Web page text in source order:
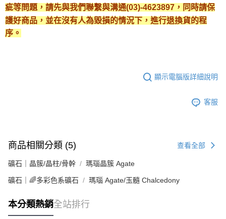
疵等問題，請先與我們聯繫與溝通(03)-4623897，同時請保
護好商品，並在沒有人為毀損的情況下，進行退換貨的程
序。
顯示電腦版詳細說明
客服
商品相關分類 (5) 查看全部
礦石｜晶簇/晶柱/骨幹 瑪瑙晶簇 Agate
礦石｜🌈多彩色系礦石 瑪瑙 Agate/玉髓 Chalcedony
本分類熱銷全站排行